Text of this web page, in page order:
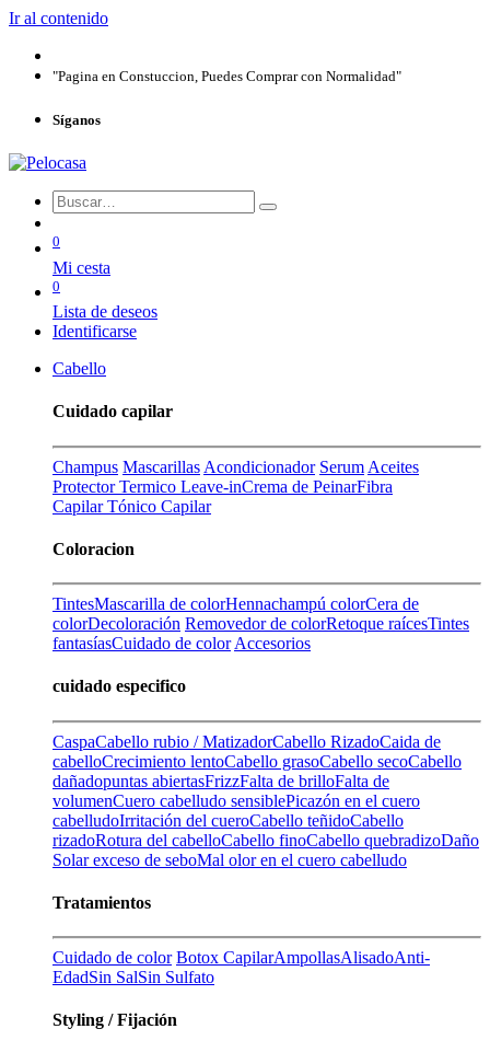
Ir al contenido
"Pagina en Constuccion, Puedes Comprar con Normalidad"
Síganos
0
Mi cesta
0
Lista de deseos
Identificarse
Cabello
Cuidado capilar
Champus Mascarillas Acondicionador Serum Aceites
Protector Termico Leave-inCrema de PeinarFibra
CapilarTónico Capilar
Coloracion
TintesMascarilla de colorHennachampú colorCera de
colorDecoloración Removedor de colorRetoque raícesTintes
fantasíasCuidado de color Accesorios
cuidado especifico
CaspaCabello rubio / MatizadorCabello RizadoCaida de
cabelloCrecimiento lentoCabello grasoCabello secoCabello
dañadopuntas abiertasFrizzFalta de brilloFalta de
volumenCuero cabelludo sensiblePicazón en el cuero
cabelludoIrritación del cueroCabello teñidoCabello
rizadoRotura del cabelloCabello finoCabello quebradizoDaño
Solarexceso de seboMal olor en el cuero cabelludo
Tratamientos
Cuidado de color Botox CapilarAmpollasAlisadoAnti-
EdadSin SalSin Sulfato
Styling / Fijación